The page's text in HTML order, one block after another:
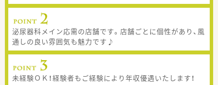
泌尿器科メイン応需の店舗です。店舗ごとに個性があり、風
通しの良い雰囲気も魅力です♪
未経験ＯＫ！経験者もご経験により年収優遇いたします！